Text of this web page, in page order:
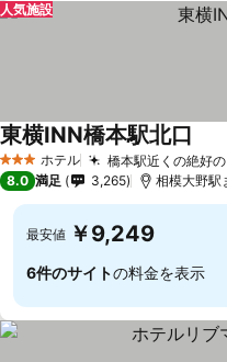
人気施設
3 ホテルのランク
ホテル 橋本駅近くの絶好
東横INN橋本駅北口
8.0 満足 3,265 相模大野駅
最安値 ￥9,249
6件のサイトの料金を表示